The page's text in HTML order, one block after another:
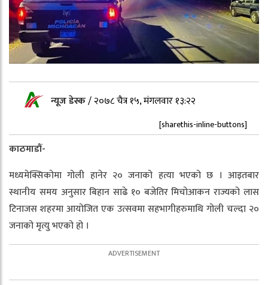
न्यूज डेस्क/२०७८ चैत्र १५, मंगलवार १३:२२
[sharethis-inline-buttons]
काठमाडौं-
मध्यमेक्सिकोमा गोली हानेर २० जनाको हत्या भएको छ । आइतबार
स्थानीय समय अनुसार बिहान साढे १० बजेतिर मिचोआकन राज्यको लास
टिनाजस शहरमा आयोजित एक उत्सवमा सहभागीहरुमाथि गोली चल्दा २०
जनाको मृत्यु भएको हो ।